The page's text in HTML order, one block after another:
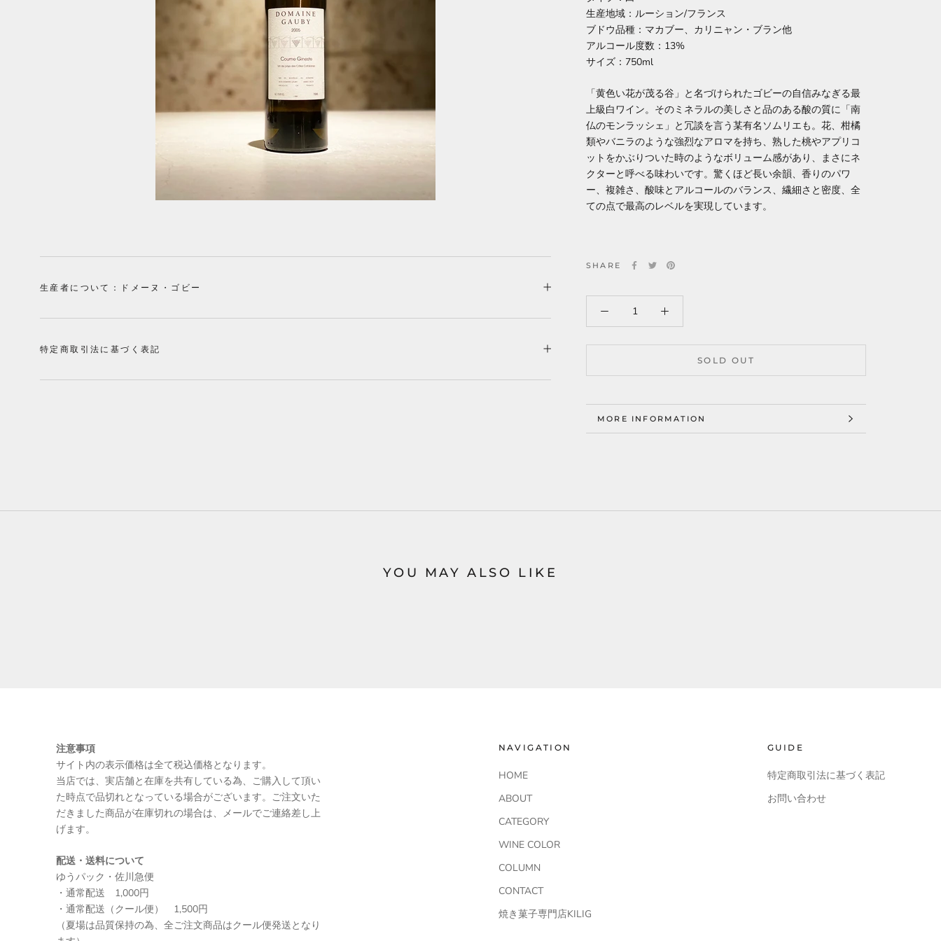
生産地域：ルーション/フランス
ブドウ品種：マカブー、カリニャン・ブラン他
アルコール度数：13%
サイズ：750ml
「黄色い花が茂る谷」と名づけられたゴビーの自信みなぎる最
上級白ワイン。そのミネラルの美しさと品のある酸の質に「南
仏のモンラッシェ」と冗談を言う某有名ソムリエも。花、柑橘
類やバニラのような強烈なアロマを持ち、熟した桃やアプリコ
ットをかぶりついた時のようなボリューム感があり、まさにネ
クターと呼べる味わいです。驚くほど長い余韻、香りのパワ
ー、複雑さ、酸味とアルコールのバランス、繊細さと密度、全
ての点で最高のレベルを実現しています。
SHARE
SOLD OUT
MORE INFORMATION
VIEW IMAGES
生産者について：ドメーヌ・ゴビー
特定商取引法に基づく表記
YOU MAY ALSO LIKE
注意事項
サイト内の表示価格は全て税込価格となります。
当店では、実店舗と在庫を共有している為、ご購入して頂い
た時点で品切れとなっている場合がございます。ご注文いた
だきました商品が在庫切れの場合は、メールでご連絡差し上
げます。
配送・送料について
ゆうパック・佐川急便
・通常配送 1,000円
・通常配送（クール便） 1,500円
（夏場は品質保持の為、全ご注文商品はクール便発送となり
NAVIGATION
HOME
ABOUT
CATEGORY
WINE COLOR
COLUMN
CONTACT
焼き菓子専門店KILIG
GUIDE
特定商取引法に基づく表記
お問い合わせ